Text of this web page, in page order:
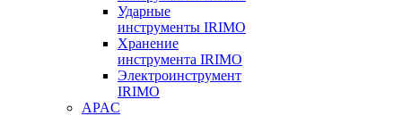
Ударные
инструменты IRIMO
Хранение
инструмента IRIMO
Электроинструмент
IRIMO
APAC